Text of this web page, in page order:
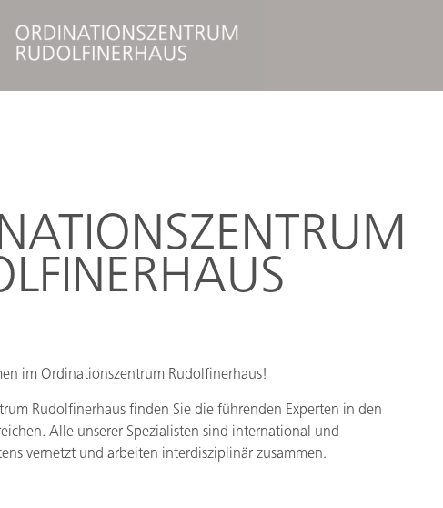
im Ordinationszentrum Rudolfinerhaus!
Rudolfinerhaus finden Sie die führenden Experten in den
Alle unserer Spezialisten sind international und
vernetzt und arbeiten interdisziplinär zusammen.